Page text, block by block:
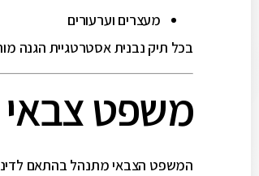
מעצרים וערעורים
בכל תיק נבנית אסטרטגיית הגנה
משפט צבאי –
המשפט הצבאי מתנהל בהתאם